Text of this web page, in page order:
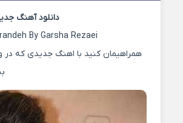
دانلود آهنگ
By Garsha Rezaei
همراهیمان کنید با اهنگ جدیدی که